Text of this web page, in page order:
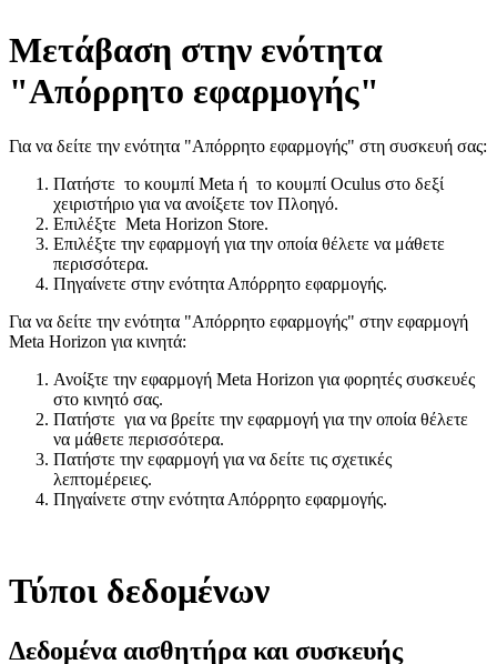
Μετάβαση στην ενότητα
"Απόρρητο εφαρμογής"
Για να δείτε την ενότητα "Απόρρητο εφαρμογής" στη συσκευή σας:
Πατήστε το κουμπί Meta ή το κουμπί Oculus στο δεξί
χειριστήριο για να ανοίξετε τον Πλοηγό.
Επιλέξτε Meta Horizon Store.
Επιλέξτε την εφαρμογή για την οποία θέλετε να μάθετε
περισσότερα.
Πηγαίνετε στην ενότητα Απόρρητο εφαρμογής.
Για να δείτε την ενότητα "Απόρρητο εφαρμογής" στην εφαρμογή
Meta Horizon για κινητά:
Ανοίξτε την εφαρμογή Meta Horizon για φορητές συσκευές
στο κινητό σας.
Πατήστε για να βρείτε την εφαρμογή για την οποία θέλετε
να μάθετε περισσότερα.
Πατήστε την εφαρμογή για να δείτε τις σχετικές
λεπτομέρειες.
Πηγαίνετε στην ενότητα Απόρρητο εφαρμογής.
Τύποι δεδομένων
Δεδομένα αισθητήρα και συσκευής